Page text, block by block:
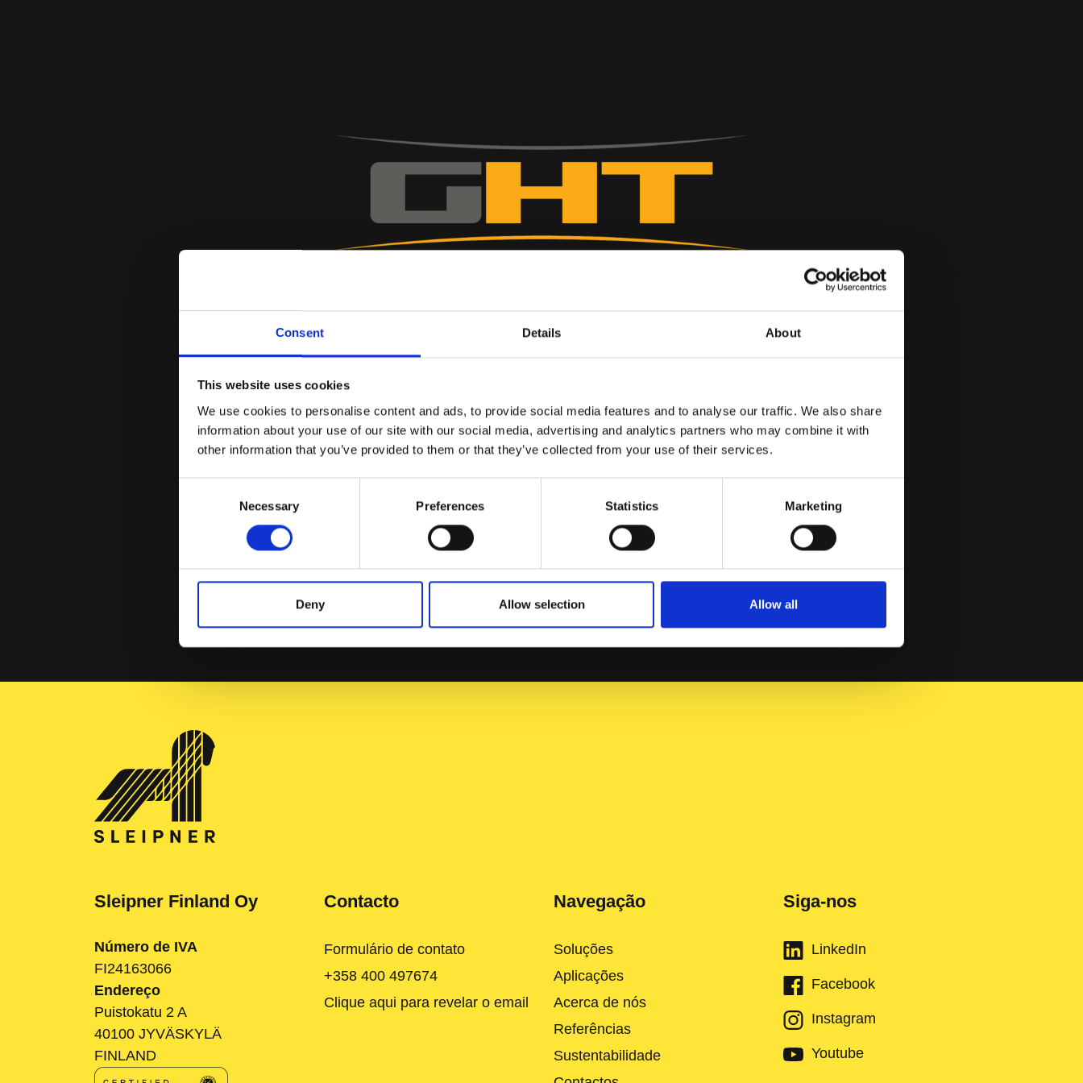
Consent Details About
This website uses cookies
We use cookies to personalise content and ads, to provide social media features and to analyse our traffic. We also share
information about your use of our site with our social media, advertising and analytics partners who may combine it with
other information that you’ve provided to them or that they’ve collected from your use of their services.
Necessary Preferences Statistics Marketing
Deny Allow selection Allow all
Venha ter connosco O nosso agente GHT evento Exposibram 2026, no Belo Horizonte
entre 9 augusto e 11 de augusto. Você pode nos encontrar no C18 & C20 estande. Mais
acerca daGHT.
Sleipner Finland Oy
Número de IVA
FI24163066
Endereço
Puistokatu 2 A
40100 JYVÄSKYLÄ
FINLAND
Contacto
Formulário de contato
+358 400 497674
Clique aqui para revelar o email
Navegação
Soluções
Aplicações
Acerca de nós
Referências
Sustentabilidade
Siga-nos
LinkedIn
Facebook
Instagram
Youtube